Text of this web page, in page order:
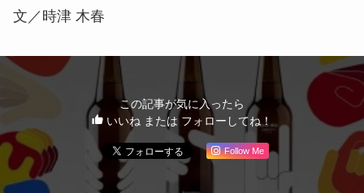
文／時津 木春
この記事が気に入ったら
いいね または フォローしてね！
Follow Me